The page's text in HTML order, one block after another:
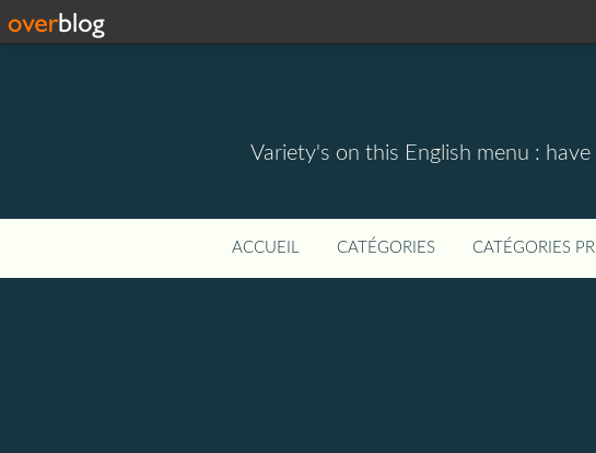
Variety's on this English menu :
ACCUEIL CATÉGORIES CATÉGORIES